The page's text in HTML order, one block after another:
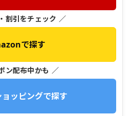
割引をチェック ／
で探す
ン配布中かも ／
ッピングで探す